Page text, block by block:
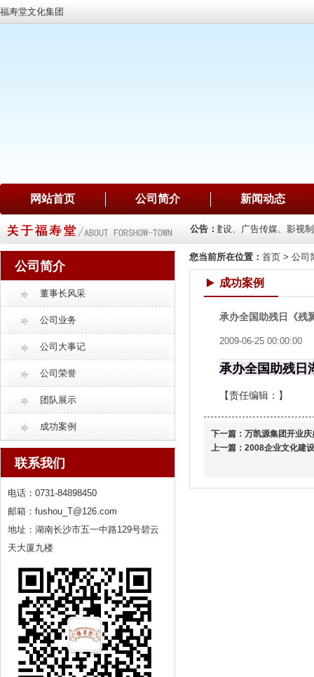
福寿堂文化集团
网站首页 公司简介 新闻动态
公告：
售、珠宝销售、项目投资 公司主要业务：文化建设、广告传媒、影视
公司简介
董事长风采
公司业务
公司大事记
公司荣誉
团队展示
成功案例
联系我们
电话：0731-84898450
邮箱：fushou_T@126.com
地址：湖南长沙市五一中路129号碧云
天大厦九楼
您当前所在位置： 首页 > 公司
成功案例
承办全国助残日《残
2009-06-25 00:00:00
承办全国助残日
【责任编辑： 】
下一篇： 万凯源集团开业庆
上一篇： 2008企业文化建